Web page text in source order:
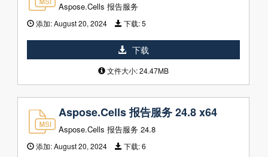
Aspose.Cells 报告服务
添加:August 20, 2024 下载:5
下载
文件大小: 24.47MB
Aspose.Cells 报告服务 24.8 x64
Aspose.Cells 报告服务 24.8
添加:August 20, 2024 下载:6